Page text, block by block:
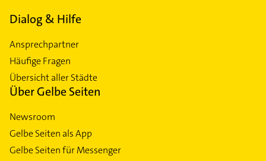
Dialog & Hilfe
Ansprechpartner
Häufige Fragen
Übersicht aller Städte
Über Gelbe Seiten
Newsroom
Gelbe Seiten als App
Gelbe Seiten für Messenger